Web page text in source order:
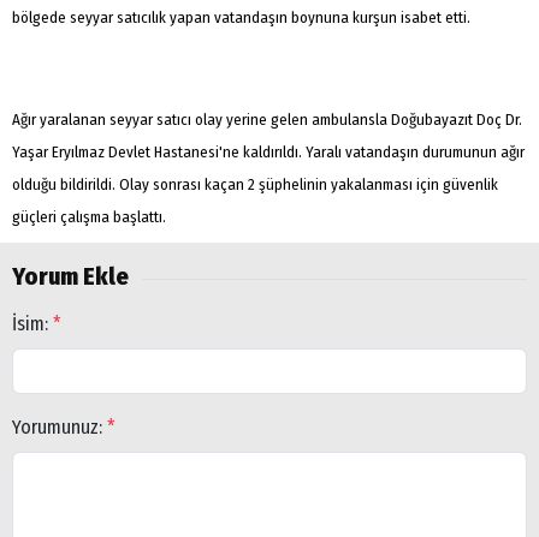
bölgede seyyar satıcılık yapan vatandaşın boynuna kurşun isabet etti.
Ağır yaralanan seyyar satıcı olay yerine gelen ambulansla Doğubayazıt Doç Dr.
Yaşar Eryılmaz Devlet Hastanesi'ne kaldırıldı. Yaralı vatandaşın durumunun ağır
olduğu bildirildi. Olay sonrası kaçan 2 şüphelinin yakalanması için güvenlik
güçleri çalışma başlattı.
Yorum Ekle
İsim: *
Yorumunuz: *